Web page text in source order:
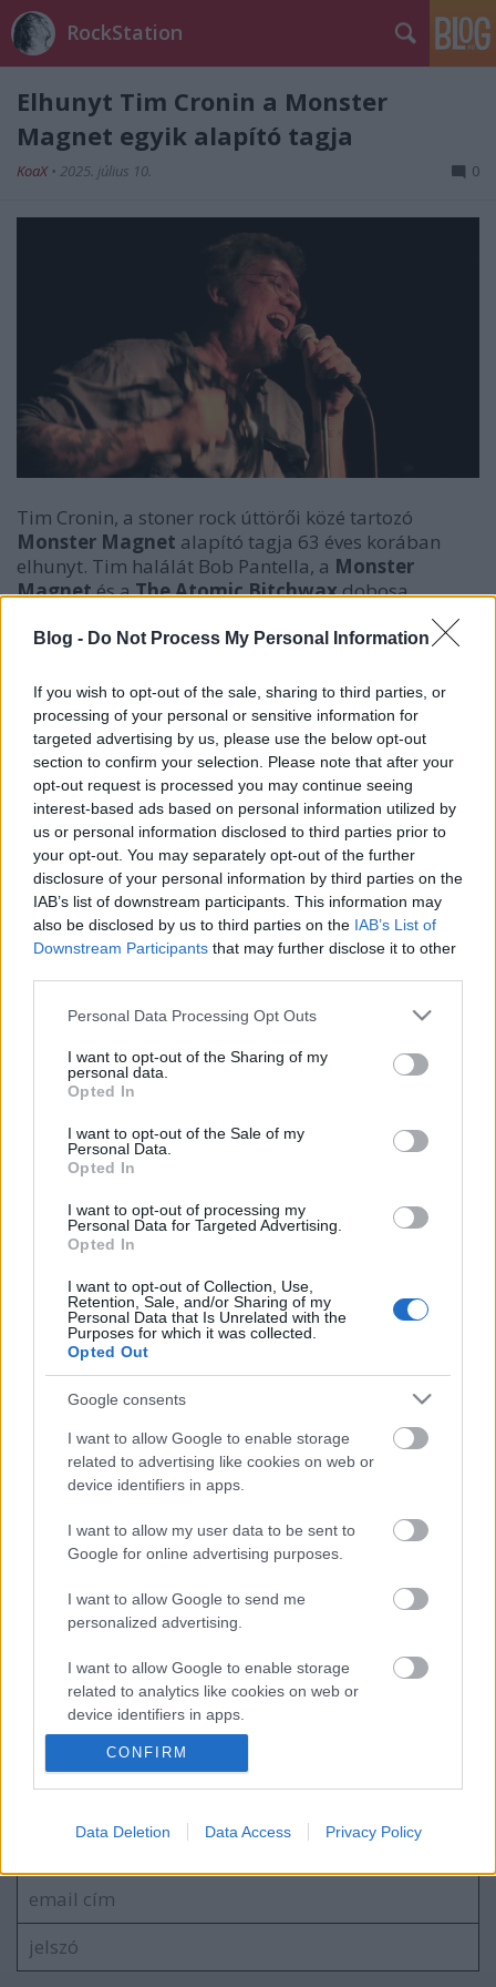
Blog - Do Not Process My Personal Information
If you wish to opt-out of the sale, sharing to third parties, or
processing of your personal or sensitive information for
targeted advertising by us, please use the below opt-out
section to confirm your selection. Please note that after your
opt-out request is processed you may continue seeing
interest-based ads based on personal information utilized by
us or personal information disclosed to third parties prior to
your opt-out. You may separately opt-out of the further
disclosure of your personal information by third parties on the
IAB’s list of downstream participants. This information may
also be disclosed by us to third parties on the IAB’s List of
Downstream Participants that may further disclose it to other
Please note that this website/app uses one or more Google
not limited to your visit or usage behaviour. You may click to
grant or deny consent to Google and its third-party tags to
use your data for below specified purposes in below Google
consent section.
Personal Data Processing Opt Outs
I want to opt-out of the Sharing of my
personal data.
Opted In
I want to opt-out of the Sale of my
Personal Data.
Opted In
I want to opt-out of processing my
Personal Data for Targeted Advertising.
Opted In
I want to opt-out of Collection, Use,
Retention, Sale, and/or Sharing of my
Personal Data that Is Unrelated with the
Purposes for which it was collected.
Opted Out
Google consents
I want to allow Google to enable storage
related to advertising like cookies on web or
device identifiers in apps.
I want to allow my user data to be sent to
Google for online advertising purposes.
I want to allow Google to send me
personalized advertising.
I want to allow Google to enable storage
related to analytics like cookies on web or
device identifiers in apps.
I want to allow Google to enable storage
I want to allow Google to enable storage
I want to allow Google to enable storage
related to security, including authentication
functionality and fraud prevention, and other
user protection.
CONFIRM
Data Deletion Data Access Privacy Policy
RockStation
Elhunyt Tim Cronin a Monster
Magnet egyik alapító tagja
KoaX • 2025. július 10. 0
Tim Cronin, a stoner rock úttörői közé tartozó
Monster Magnet alapító tagja 63 éves korában
elhunyt. Tim halálát Bob Pantella, a Monster
Magnetés aThe Atomic Bitchwaxdobosa
erősítette meg egy közösségi médiás bejegyzésben:
Szavakkal nem lehet kifejezni, milyen nagyszerű ember
békében, Tim.”
Márciusban jelentették be, hogy Timet ALS-sel
(Amyotrófiás laterálszklerózis) diagnosztizálták – ez
egy előrehaladó és gyógyíthatatlan idegrendszeri
betegség, amely izomgyengeséget, bénulást és végül
a légzőrendszer leállását okozza. Egy GoFundMe-
kampányt is indítottak, hogy segítsenek fedezni a
New Jersey-i származású zenész ápolási költségeit –
a gyűjtés, több mint 100 000 dollárt hozott össze.
Címkék: monster magnet
Ajánlott bejegyzések:
Még idén jön egy új Blink-182 lemez?
Negyven év után új köntösben tér vissza
a Cro-Mags klasszikusa
Ki fog emlékezni rád? Tudsz-e nyomot
hagyni magad után? - itt a Street Sixteen
Way To Go című dala
Perdition's Crossing - Megjelent a
Wayfarer új dala, jön a lemez is!